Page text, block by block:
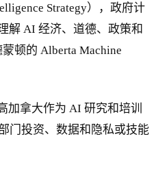
Strategy），政府计
解 AI 经济、道德、政策和
顿的 Alberta Machine
拿大作为 AI 研究和培训
门投资、数据和隐私或技能